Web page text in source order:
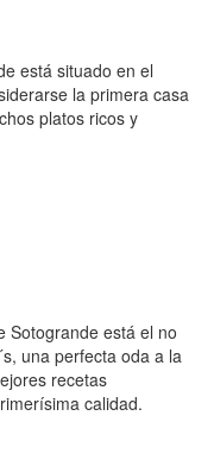
está situado en el
la primera casa
platos ricos y
Sotogrande está el no
una perfecta oda a la
recetas
calidad.